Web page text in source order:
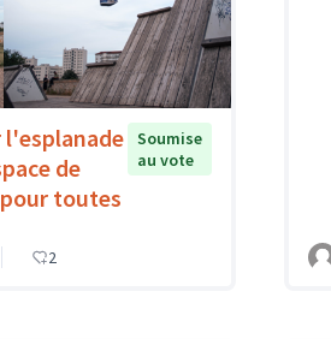
l'esplanade
de
toutes
Soumise
au vote
2